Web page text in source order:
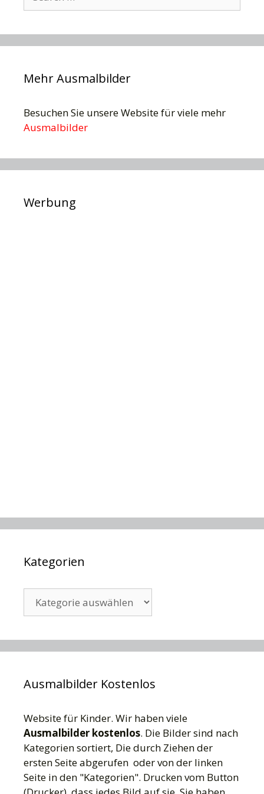
for:
Mehr Ausmalbilder
Besuchen Sie unsere Website für viele mehr
Ausmalbilder
Werbung
Kategorien
Ausmalbilder Kostenlos
Website für Kinder. Wir haben viele
Ausmalbilder kostenlos. Die Bilder sind nach
Kategorien sortiert, Die durch Ziehen der
ersten Seite abgerufen oder von der linken
Seite in den "Kategorien". Drucken vom Button